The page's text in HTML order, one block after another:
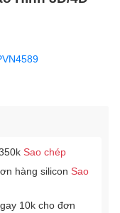
Sao chép
hàng silicon Sao
10k cho đơn